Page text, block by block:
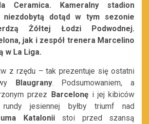
Ceramica. Kameralny stadion
niezdobytą dotąd w tym sezonie
Żółtej Łodzi Podwodnej.
jak i zespół trenera Marcelino
w La Liga.
z rzędu – tak prezentuje się ostatni
Blaugrany. Podsumowaniem, a
przez
Barcelonęi jej kibiców
rundy jesiennej byłby triumf nad
Kataloniistoi przed szansą